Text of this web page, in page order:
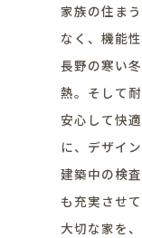
家族の住ま
なく、機能
長野の寒い
熱。そして耐
安心して快
に、デザイ
建築中の検
も充実させて
大切な家を